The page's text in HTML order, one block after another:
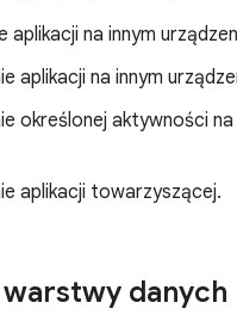
aplikacji na innym
aplikacji na innym
określonej aktywności na
aplikacji towarzyszącej.
danych